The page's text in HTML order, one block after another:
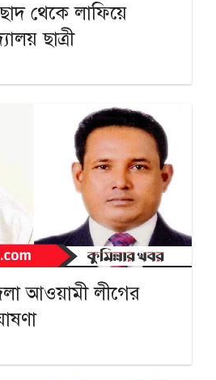
থেকে লাফিয়ে
ছাত্রী
আওয়ামী লীগের